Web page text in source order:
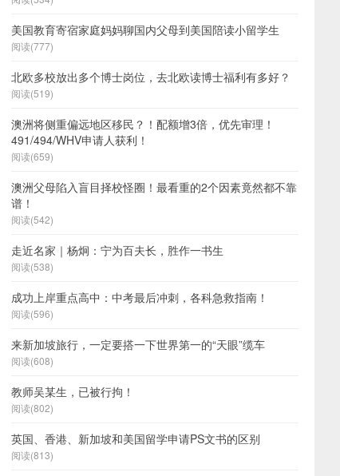
美国教育寄宿家庭妈妈聊国内父母到美国陪读小留学生
阅读(777)
北欧多校放出多个博士岗位，去北欧读博士福利有多好？
阅读(519)
澳洲将侧重偏远地区移民？！配额增3倍，优先审理！
491/494/WHV申请人获利！
阅读(659)
澳洲父母陷入盲目择校怪圈！最看重的2个因素竟然都不靠
谱！
阅读(542)
走近名家｜杨炯：宁为百夫长，胜作一书生
阅读(538)
成功上岸重点高中：中考最后冲刺，各科急救指南！
阅读(596)
来新加坡旅行，一定要搭一下世界第一的“天眼”缆车
阅读(608)
教师吴某生，已被行拘！
阅读(802)
英国、香港、新加坡和美国留学申请PS文书的区别
阅读(813)